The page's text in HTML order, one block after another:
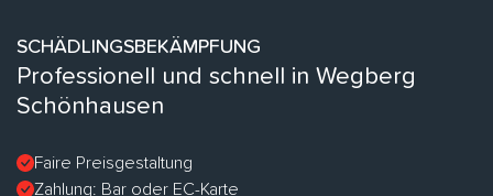
SCHÄDLINGSBEKÄMPFUNG
Professionell und schnell in Wegberg
Schönhausen
Faire Preisgestaltung
Zahlung: Bar oder EC-Karte